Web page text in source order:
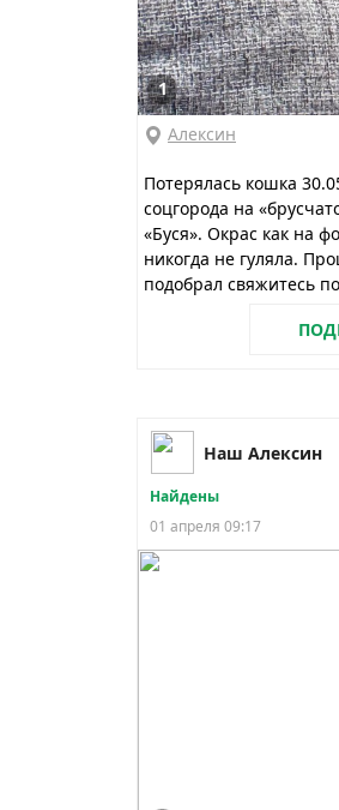
1
Алексин
Потерялась кошка
соцгорода на
«Буся». Окрас как на
никогда не гуляла.
подобрал свяжитесь
Наш Алексин
Найдены
01 апреля 09:17